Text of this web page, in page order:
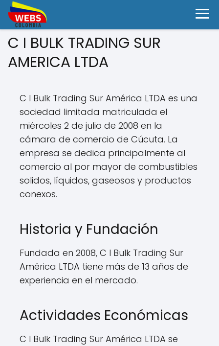
C I BULK TRADING SUR
AMERICA LTDA
C I Bulk Trading Sur América LTDA es una
sociedad limitada matriculada el
miércoles 2 de julio de 2008 en la
cámara de comercio de Cúcuta. La
empresa se dedica principalmente al
comercio al por mayor de combustibles
solidos, líquidos, gaseosos y productos
conexos.
Historia y Fundación
Fundada en 2008, C I Bulk Trading Sur
América LTDA tiene más de 13 años de
experiencia en el mercado.
Actividades Económicas
C I Bulk Trading Sur América LTDA se